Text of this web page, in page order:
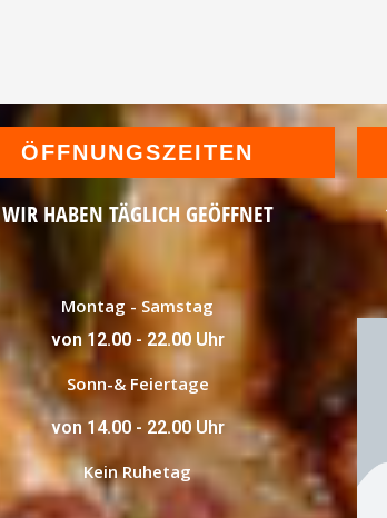
ÖFFNUNGSZEITEN
WIR HABEN TÄGLICH GEÖFFNET
Montag - Samstag
von 12.00 - 22.00 Uhr
Sonn-& Feiertage
von 14.00 - 22.00 Uhr
Kein Ruhetag